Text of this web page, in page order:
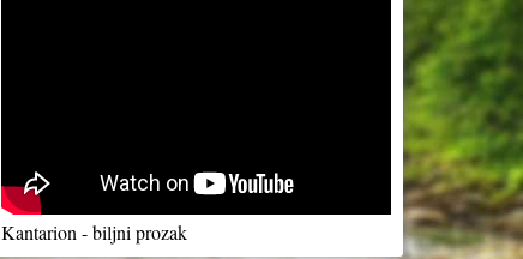
Kantarion - biljni prozak